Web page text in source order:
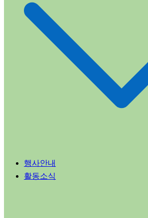
행사안내
활동소식